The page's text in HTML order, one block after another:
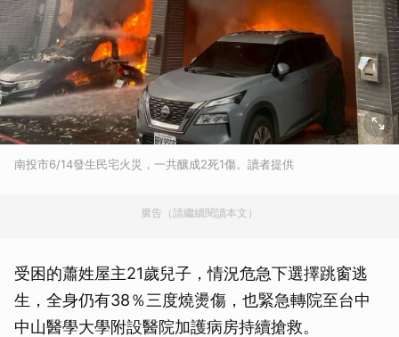
南投市6/14發生民宅火災，一共釀成2死1傷。讀者提供
廣告（請繼續閱讀本文）
受困的蕭姓屋主21歲兒子，情況危急下選擇跳窗逃
生，全身仍有38％三度燒燙傷，也緊急轉院至台中
中山醫學大學附設醫院加護病房持續搶救。